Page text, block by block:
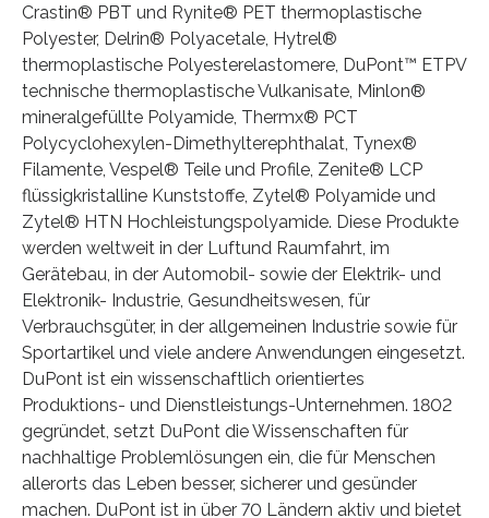
Crastin® PBT und Rynite® PET thermoplastische
Polyester, Delrin® Polyacetale, Hytrel®
thermoplastische Polyesterelastomere, DuPont™ ETPV
technische thermoplastische Vulkanisate, Minlon®
mineralgefüllte Polyamide, Thermx® PCT
Polycyclohexylen-Dimethylterephthalat, Tynex®
Filamente, Vespel® Teile und Profile, Zenite® LCP
flüssigkristalline Kunststoffe, Zytel® Polyamide und
Zytel® HTN Hochleistungspolyamide. Diese Produkte
werden weltweit in der Luftund Raumfahrt, im
Gerätebau, in der Automobil- sowie der Elektrik- und
Elektronik- Industrie, Gesundheitswesen, für
Verbrauchsgüter, in der allgemeinen Industrie sowie für
Sportartikel und viele andere Anwendungen eingesetzt.
DuPont ist ein wissenschaftlich orientiertes
Produktions- und Dienstleistungs-Unternehmen. 1802
gegründet, setzt DuPont die Wissenschaften für
nachhaltige Problemlösungen ein, die für Menschen
allerorts das Leben besser, sicherer und gesünder
machen. DuPont ist in über 70 Ländern aktiv und bietet